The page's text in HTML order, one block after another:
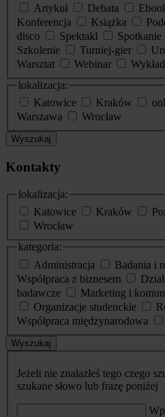
Artykuł
Debata
Konferencja
Książka
disco
Spektakl Spotkanie
Szkolenie
Turniej-gier
Warsztat
Webinar Wykład
lokalizacja:
Katowice
Kraków
Warszawa
Wrocław
Wyszukaj
Kontakty
lokalizacja:
Katowice
Kraków
Wrocław
kategoria:
Administracja
Badania i
Współpraca z biznesem
badawcze
Marketing i
Organizacje studenckie
Współpraca międzynarodowa
Wyszukaj
Jeżeli nie znalazłeś tego czego
szukane słowo lub frazę poniżej